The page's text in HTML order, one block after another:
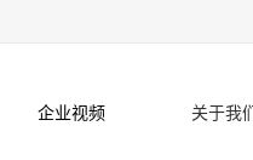
企业视频 关于我们